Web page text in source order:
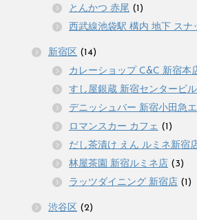
とんかつ 赤尾 (1)
西武線池袋駅 構内 地下 スナ
新宿区 (14)
カレーショップ C&C 新宿本
すし屋銀蔵 新宿センタービ
デニッシュバー 新宿小田急
ロマンスカー カフェ (1)
だし茶漬け えん ルミネ新宿
林屋茶園 新宿ルミネ店 (3)
ラッツダイニング 新宿店 (1)
渋谷区 (2)